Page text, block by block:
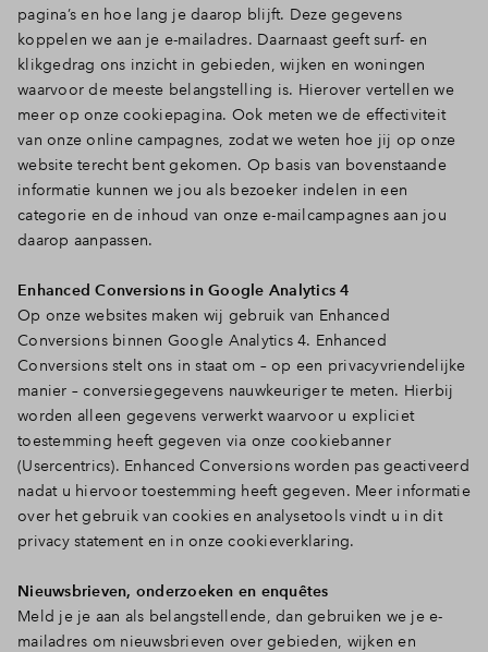
pagina’s en hoe lang je daarop blijft. Deze gegevens
koppelen we aan je e-mailadres. Daarnaast geeft surf- en
klikgedrag ons inzicht in gebieden, wijken en woningen
waarvoor de meeste belangstelling is. Hierover vertellen we
meer op onze cookiepagina. Ook meten we de effectiviteit
van onze online campagnes, zodat we weten hoe jij op onze
website terecht bent gekomen. Op basis van bovenstaande
informatie kunnen we jou als bezoeker indelen in een
categorie en de inhoud van onze e-mailcampagnes aan jou
daarop aanpassen.
Enhanced Conversions in Google Analytics 4
Op onze websites maken wij gebruik van Enhanced
Conversions binnen Google Analytics 4. Enhanced
Conversions stelt ons in staat om – op een privacyvriendelijke
manier – conversiegegevens nauwkeuriger te meten. Hierbij
worden alleen gegevens verwerkt waarvoor u expliciet
toestemming heeft gegeven via onze cookiebanner
(Usercentrics). Enhanced Conversions worden pas geactiveerd
nadat u hiervoor toestemming heeft gegeven. Meer informatie
over het gebruik van cookies en analysetools vindt u in dit
privacy statement en in onze cookieverklaring.
Nieuwsbrieven, onderzoeken en enquêtes
Meld je je aan als belangstellende, dan gebruiken we je e-
mailadres om nieuwsbrieven over gebieden, wijken en